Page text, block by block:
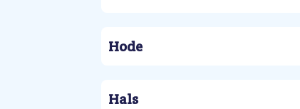
Hode
Hals